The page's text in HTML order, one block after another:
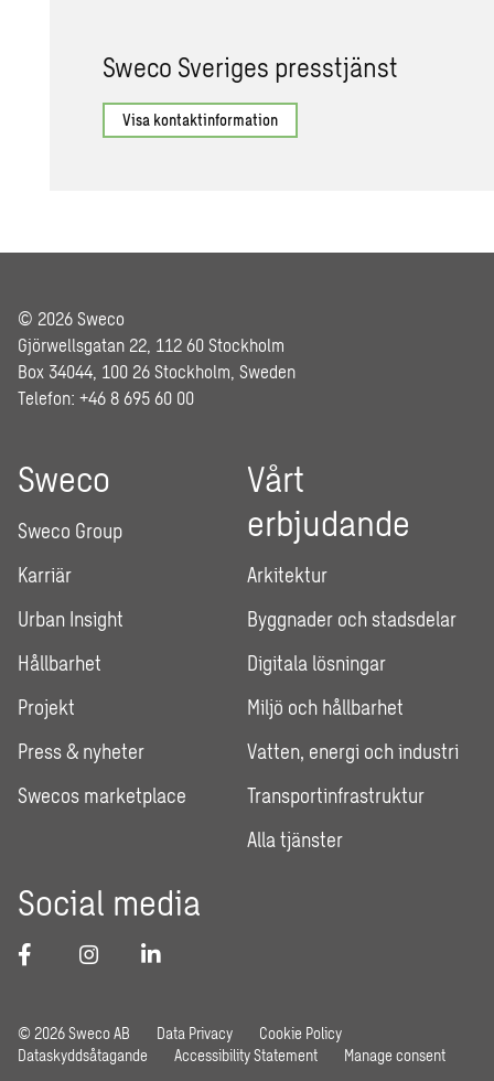
Sweco Sve­ri­ges press­tjänst
Visa kontaktinformation
© 2026 Sweco
Gjörwellsgatan 22, 112 60 Stockholm
Box 34044, 100 26 Stockholm, Sweden
Telefon: +46 8 695 60 00
Sweco
Sweco Group
Karriär
Urban Insight
Hållbarhet
Projekt
Press & nyheter
Swecos marketplace
Vårt
erbjudande
Arkitektur
Byggnader och stadsdelar
Digitala lösningar
Miljö och hållbarhet
Vatten, energi och industri
Transportinfrastruktur
Alla tjänster
Social media
© 2026 Sweco AB Data Privacy
Cookie Policy
Dataskyddsåtagande
Accessibility Statement Manage consent